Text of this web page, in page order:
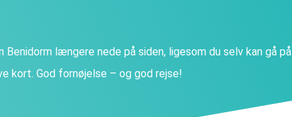
længere nede på siden, ligesom du selv kan gå på
kort. God fornøjelse – og god rejse!